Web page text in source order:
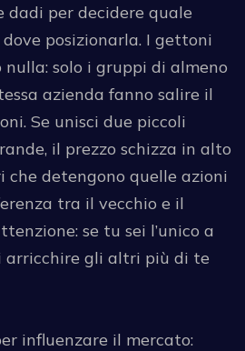
dadi per decidere quale
posizionarla. I gettoni
solo i gruppi di almeno
azienda fanno salire il
Se unisci due piccoli
il prezzo schizza in alto
detengono quelle azioni
tra il vecchio e il
se tu sei l’unico a
arricchire gli altri più di te
influenzare il mercato: